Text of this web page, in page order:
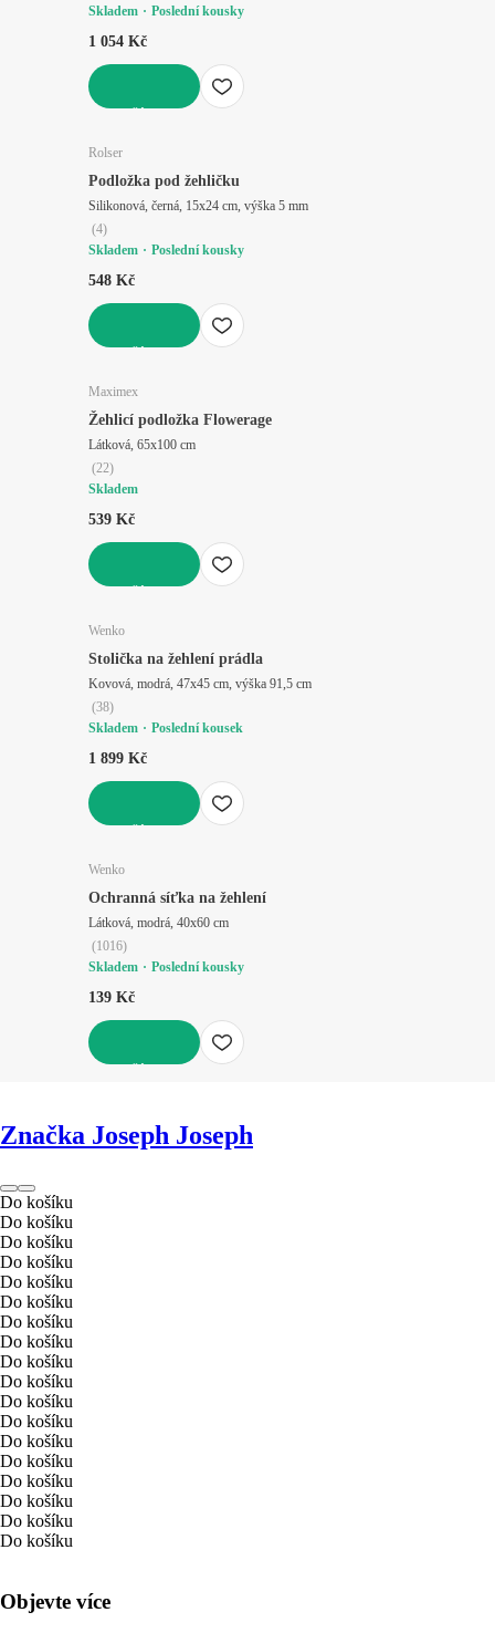
Skladem Poslední kousky
1 054 Kč
Rolser
Podložka pod žehličku
Silikonová, černá, 15x24 cm, výška 5 mm
(4)
Skladem
Poslední kousky
548 Kč
Maximex
Žehlicí podložka Flowerage
Látková, 65x100 cm
(22)
Skladem
539 Kč
Wenko
Stolička na žehlení prádla
Kovová, modrá, 47x45 cm, výška 91,5 cm
(38)
Skladem
Poslední kousek
1 899 Kč
Wenko
Ochranná síťka na žehlení
Látková, modrá, 40x60 cm
(1016)
Skladem
Poslední kousky
139 Kč
Značka Joseph Joseph
Do košíku
Do košíku
Do košíku
Do košíku
Do košíku
Do košíku
Do košíku
Do košíku
Do košíku
Do košíku
Do košíku
Do košíku
Do košíku
Do košíku
Do košíku
Do košíku
Do košíku
Do košíku
Objevte více